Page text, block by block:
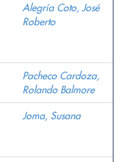
Alegría Coto, José
Roberto
Pacheco Cardoza,
Rolando Balmore
Joma, Susana